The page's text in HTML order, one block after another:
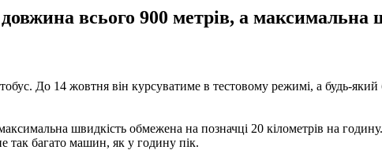
всього 900 метрів, а максимальна
До 14 жовтня він курсуватиме в тестовому режимі, а будь-
швидкість обмежена на позначці 20 кілометрів на
так багато машин, як у годину пік.